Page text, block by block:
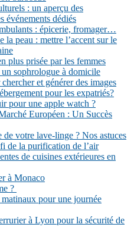
: un aperçu des
événements dédiés
: épicerie, fromager…
la peau : mettre l’accent sur le
plus prisée par les femmes
un sophrologue à domicile
et générer des images
pour les expatriés?
pour une apple watch ?
Européen : Un Succès
votre lave-linge ? Nos astuces
de la purification de l’air
de cuisines extérieures en
à Monaco
?
pour une journée
à Lyon pour la sécurité de